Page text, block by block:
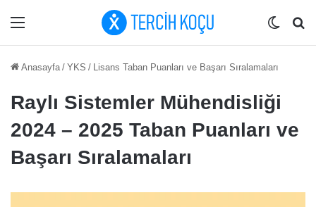
Menü Dış
Anasayfa / YKS / Lisans Taban Puanları ve Başarı Sıralamaları
Raylı Sistemler Mühendisliği
2024 – 2025 Taban Puanları ve
Başarı Sıralamaları